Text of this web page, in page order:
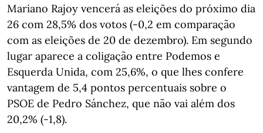
Mariano Rajoy vencerá as eleições do próximo dia
26 com 28,5% dos votos (-0,2 em comparação
com as eleições de 20 de dezembro). Em segundo
lugar aparece a coligação entre Podemos e
Esquerda Unida, com 25,6%, o que lhes confere
vantagem de 5,4 pontos percentuais sobre o
PSOE de Pedro Sánchez, que não vai além dos
20,2% (-1,8).